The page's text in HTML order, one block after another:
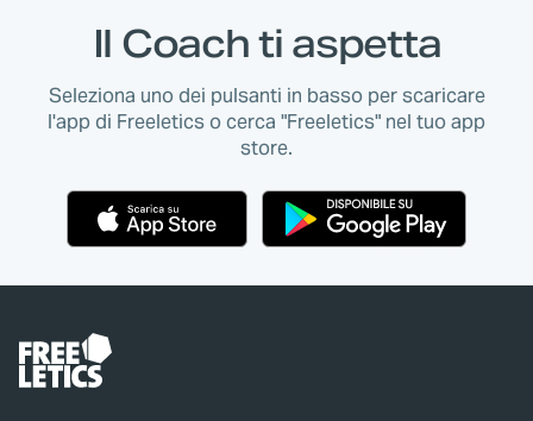
Il Coach ti aspetta
Seleziona uno dei pulsanti in basso per scaricare
l'app di Freeletics o cerca "Freeletics" nel tuo app
store.